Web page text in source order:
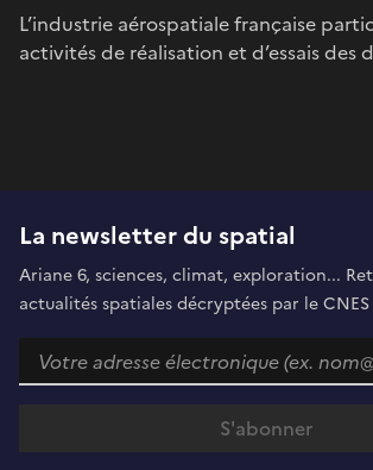
L’industrie aérospatiale française
activités de réalisation et d’essais des
La newsletter du spatial
Ariane 6, sciences, climat, exploration...
actualités spatiales décryptées par le CNES